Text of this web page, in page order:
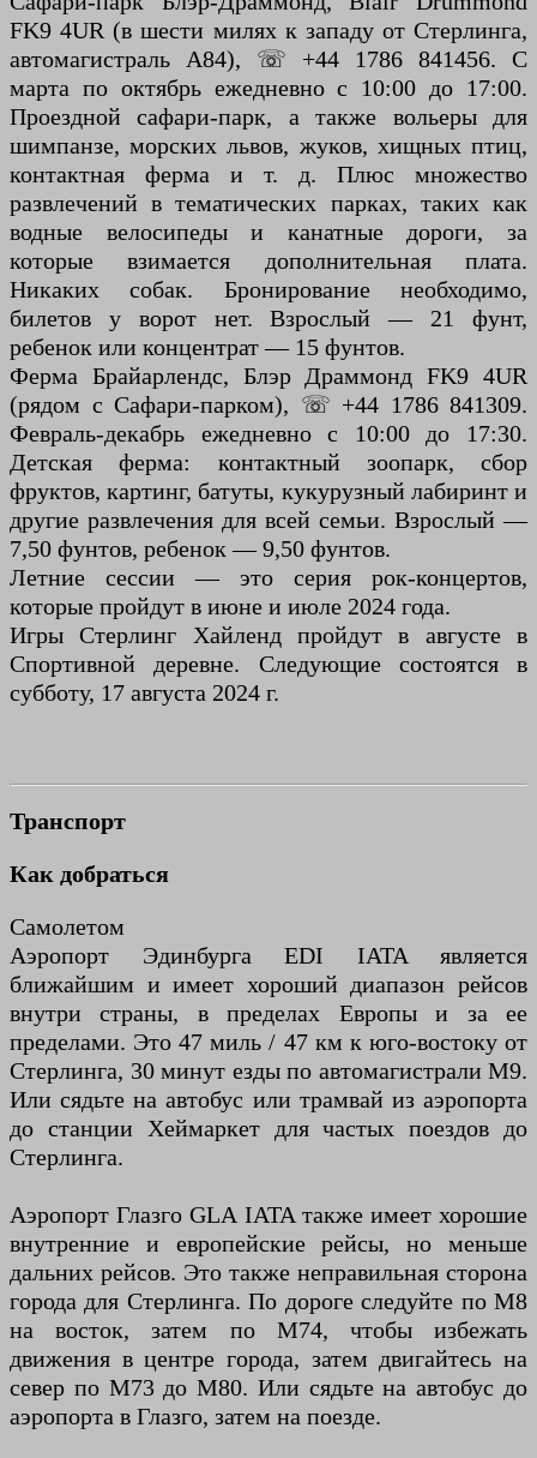
FK9 4UR (в шести милях к западу от Стерлинга,
автомагистраль A84), ☏ +44 1786 841456. С
марта по октябрь ежедневно с 10:00 до 17:00.
Проездной сафари-парк, а также вольеры для
шимпанзе, морских львов, жуков, хищных птиц,
контактная ферма и т. д. Плюс множество
развлечений в тематических парках, таких как
водные велосипеды и канатные дороги, за
которые взимается дополнительная плата.
Никаких собак. Бронирование необходимо,
билетов у ворот нет. Взрослый — 21 фунт,
ребенок или концентрат — 15 фунтов.
Ферма Брайарлендс, Блэр Драммонд FK9 4UR
(рядом с Сафари-парком), ☏ +44 1786 841309.
Февраль-декабрь ежедневно с 10:00 до 17:30.
Детская ферма: контактный зоопарк, сбор
фруктов, картинг, батуты, кукурузный лабиринт и
другие развлечения для всей семьи. Взрослый —
7,50 фунтов, ребенок — 9,50 фунтов.
Летние сессии — это серия рок-концертов,
которые пройдут в июне и июле 2024 года.
Игры Стерлинг Хайленд пройдут в августе в
Спортивной деревне. Следующие состоятся в
субботу, 17 августа 2024 г.
Транспорт
Как добраться
Самолетом
Аэропорт Эдинбурга EDI IATA является
ближайшим и имеет хороший диапазон рейсов
внутри страны, в пределах Европы и за ее
пределами. Это 47 миль / 47 км к юго-востоку от
Стерлинга, 30 минут езды по автомагистрали М9.
Или сядьте на автобус или трамвай из аэропорта
до станции Хеймаркет для частых поездов до
Стерлинга.
Аэропорт Глазго GLA IATA также имеет хорошие
внутренние и европейские рейсы, но меньше
дальних рейсов. Это также неправильная сторона
города для Стерлинга. По дороге следуйте по M8
на восток, затем по M74, чтобы избежать
движения в центре города, затем двигайтесь на
север по M73 до M80. Или сядьте на автобус до
аэропорта в Глазго, затем на поезде.